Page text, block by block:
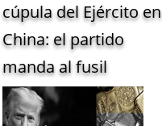
cúpula del Ejército en
China: el partido
manda al fusil